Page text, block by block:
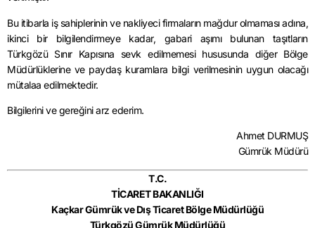
Bu itibarla iş sahiplerinin ve nakliyeci firmaların mağdur olmaması adına,
ikinci bir bilgilendirmeye kadar, gabari aşımı bulunan taşıtların
Türkgözü Sınır Kapısına sevk edilmemesi hususunda diğer Bölge
Müdürlüklerine ve paydaş kuramlara bilgi verilmesinin uygun olacağı
mütalaa edilmektedir.
Bilgilerini ve gereğini arz ederim.
Ahmet DURMUŞ
Gümrük Müdürü
T.C.
TİCARET BAKANLIĞI
Kaçkar Gümrük ve Dış Ticaret Bölge Müdürlüğü
Türkgözü Gümrük Müdürlüğü